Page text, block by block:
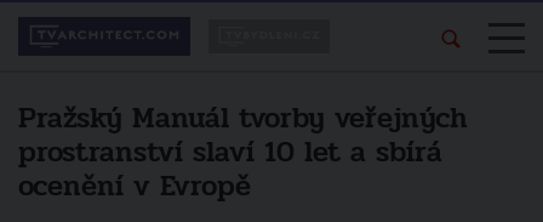
Pražský Manuál tvorby veřejných
prostranství slaví 10 let a sbírá
ocenění v Evropě